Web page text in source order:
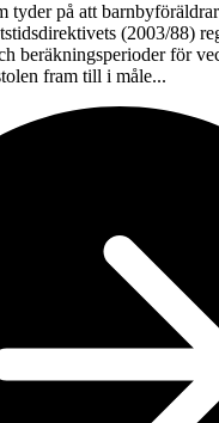
tyder på att
(2003/88)
beräkningsperioder för
fram till i måle...